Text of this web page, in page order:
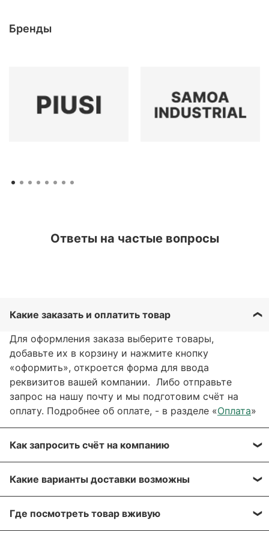
Бренды
Ответы на частые вопросы
Какие заказать и оплатить товар
Для оформления заказа выберите товары,
добавьте их в корзину и нажмите кнопку
«оформить», откроется форма для ввода
реквизитов вашей компании. Либо отправьте
запрос на нашу почту и мы подготовим счёт на
оплату. Подробнее об оплате, - в разделе «Оплата»
Как запросить счёт на компанию
оформлении заказа, отправить запрос на нашу
почту или через заявку через форму обратной
связи. Мы свяжемся с вами в течение нескольких
Какие варианты доставки возможны
описанные в разделе « Доставка»
самовывоз, доставка курьером, доставка через
Где посмотреть товар вживую